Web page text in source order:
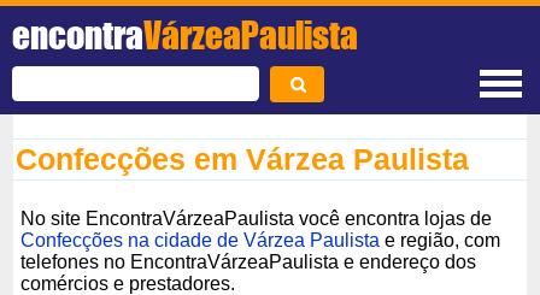
encontraVárzeaPaulista
Confecções em Várzea Paulista
No site EncontraVárzeaPaulista você encontra lojas de
Confecções na cidade de Várzea Paulista e região, com
telefones no EncontraVárzeaPaulista e endereço dos
comércios e prestadores.